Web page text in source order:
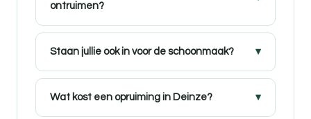
ontruimen?
Staan jullie ook in voor de schoonmaak?
Wat kost een opruiming in Deinze?